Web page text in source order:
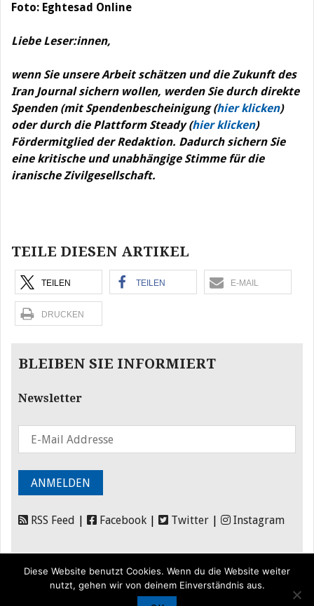
Foto: Eghtesad Online
Liebe Leser:innen,
wenn Sie unsere Arbeit schätzen und die Zukunft des
Iran Journal sichern wollen, werden Sie durch direkte
Spenden (mit Spendenbescheinigung (hier klicken)
oder durch die Plattform Steady (hier klicken)
Fördermitglied der Redaktion. Dadurch sichern Sie
eine kritische und unabhängige Stimme für die
iranische Zivilgesellschaft.
TEILE DIESEN ARTIKEL
TEILEN TEILEN E-MAIL
DRUCKEN
BLEIBEN SIE INFORMIERT
Newsletter
RSS Feed Facebook Twitter Instagram
Diese Website benutzt Cookies. Wenn du die Website weiter
nutzt, gehen wir von deinem Einverständnis aus.